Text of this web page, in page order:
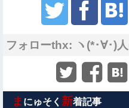
フォローthx: ヽ(*･∀･)
ま にゅそく 新着記事